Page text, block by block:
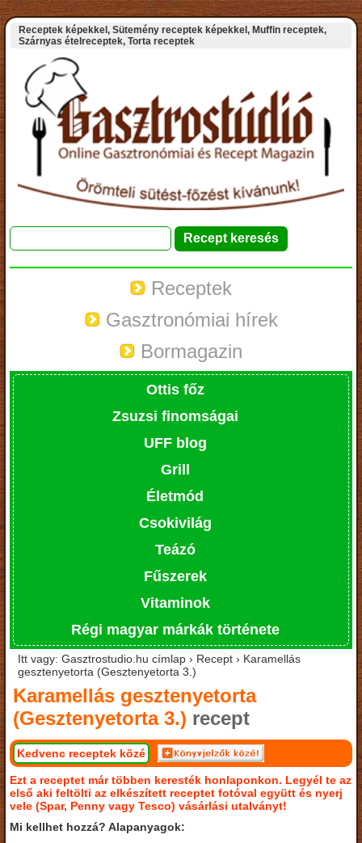
Receptek képekkel, Sütemény receptek képekkel, Muffin receptek,
Szárnyas ételreceptek, Torta receptek
Receptek
Gasztronómiai hírek
Bormagazin
Ottis főz
Zsuzsi finomságai
UFF blog
Grill
Életmód
Csokivilág
Teázó
Fűszerek
Vitaminok
Régi magyar márkák története
Itt vagy: Gasztrostudio.hu címlap › Recept › Karamellás
gesztenyetorta (Gesztenyetorta 3.)
Karamellás gesztenyetorta
(Gesztenyetorta 3.) recept
Kedvenc receptek közé
Ezt a receptet már többen keresték honlaponkon. Legyél te az
első aki feltölti az elkészített receptet fotóval együtt és nyerj
vele (Spar, Penny vagy Tesco) vásárlási utalványt!
Mi kellhet hozzá? Alapanyagok: